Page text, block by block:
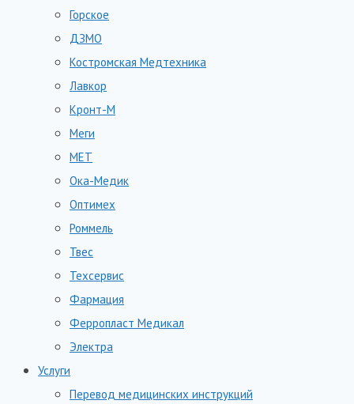
Горское
ДЗМО
Костромская Медтехника
Лавкор
Кронт-М
Меги
МЕТ
Ока-Медик
Оптимех
Роммель
Твес
Техсервис
Фармация
Ферропласт Медикал
Электра
Услуги
Перевод медицинских инструкций